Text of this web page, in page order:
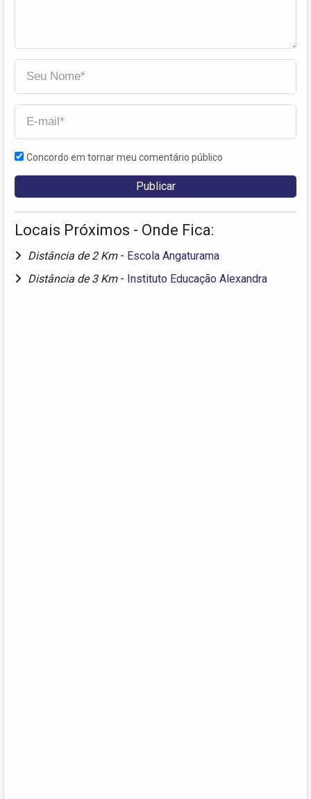
Concordo em tornar meu comentário público
Locais Próximos - Onde Fica:
Distância de 2 Km - Escola Angaturama
Distância de 3 Km - Instituto Educação Alexandra